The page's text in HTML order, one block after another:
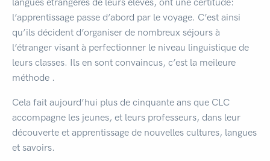
l’apprentissage passe d’abord par le voyage. C’est ainsi
qu’ils décident d’organiser de nombreux séjours à
l’étranger visant à perfectionner le niveau linguistique de
leurs classes. Ils en sont convaincus, c’est la meileure
méthode .
Cela fait aujourd’hui plus de cinquante ans que CLC
accompagne les jeunes, et leurs professeurs, dans leur
découverte et apprentissage de nouvelles cultures, langues
et savoirs.